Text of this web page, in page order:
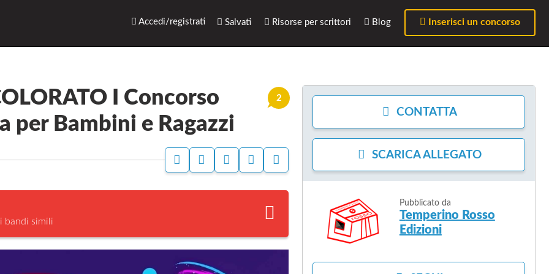
Accedi/registrati Salvati Risorse per scrittori Blog Inserisci un concorso
2
I Concorso
per Bambini e Ragazzi
C
E
E
R
A
C
E
E
R
T
M
E
N
A
L
B
A
O
D
D
I
bandi simili
CONTATTA
SCARICAALLEGATO
Pubblicato da
Temperino Rosso
Edizioni